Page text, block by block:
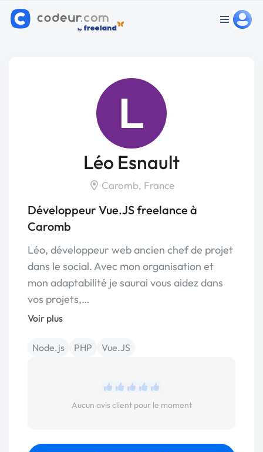
L
Léo Esnault
Caromb, France
Développeur Vue.JS freelance à
Caromb
Léo, développeur web ancien chef de projet
dans le social. Avec mon organisation et
mon adaptabilité je saurai vous aidez dans
vos projets,…
Voir plus
Node.js PHP Vue.JS
Aucun avis client pour le moment